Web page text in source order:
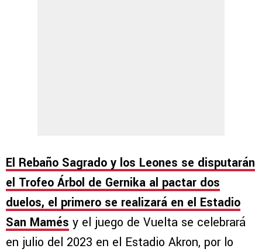
El Rebaño Sagrado y los Leones se disputarán
el Trofeo Árbol de Gernika al pactar dos
duelos, el primero se realizará en el Estadio
San Mamés y el juego de Vuelta se celebrará
en julio del 2023 en el Estadio Akron, por lo